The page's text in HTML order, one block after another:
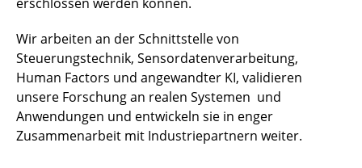
Wir arbeiten an der Schnittstelle von
Steuerungstechnik, Sensordatenverarbeitung,
Human Factors und angewandter KI, validieren
unsere Forschung an realen Systemen und
Anwendungen und entwickeln sie in enger
Zusammenarbeit mit Industriepartnern weiter.